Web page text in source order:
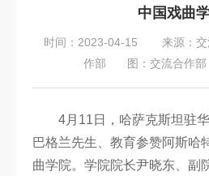
中国戏曲
时间：2023-04-15 来源：
作部
图：交流合作部
4月11日，哈萨克斯坦驻
巴格兰先生、教育参赞阿斯哈
曲学院。学院院长尹晓东、副